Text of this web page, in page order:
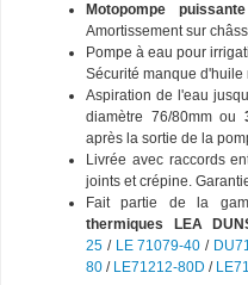
Motopompe puissante
Amortissement sur
Pompe à eau pour
Sécurité manque d'huile
Aspiration de l'eau
diamètre 76/80mm ou
après la sortie de la
Livrée avec raccords
joints et crépine.
Fait partie de la
thermiques LEA
25 / LE 71079-40 /
80 / LE71212-80D /